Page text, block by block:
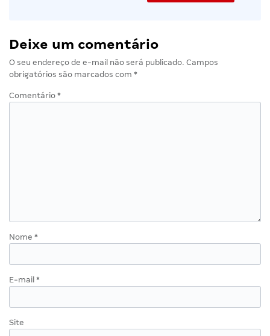
Deixe um comentário
O seu endereço de e-mail não será publicado. Campos
obrigatórios são marcados com *
Comentário *
Nome *
E-mail *
Site